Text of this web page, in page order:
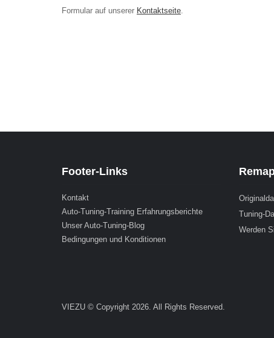
Formular auf unserer Kontaktseite.
Footer-Links
Kontakt
Auto-Tuning-Training Erfahrungsberichte
Unser Auto-Tuning-Blog
Bedingungen und Konditionen
Tuning-
Werden
VIEZU © Copyright 2026. All Rights Reserved.